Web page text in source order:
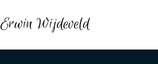
Erwin Wijdeveld